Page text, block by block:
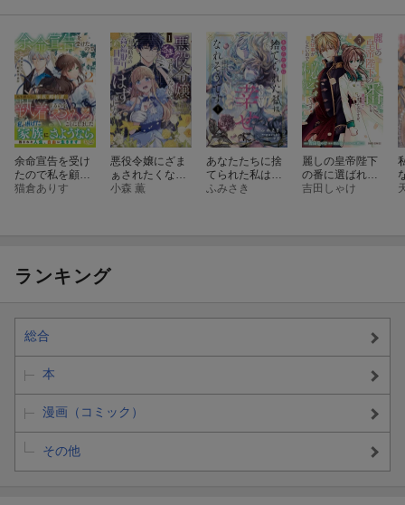
余命宣告を受け
たので私を顧み
ない家族と婚約
猫倉ありす
悪役令嬢にざま
ぁされたくない
ので、お城勤め
小森 薫
あなたたちに捨
てられた私は、
ようやく幸せに
ふみさき
麗しの皇帝陛下
の番に選ばれて
しまったのです
吉田しゃけ
ランキング
総合
本
漫画（コミック）
その他